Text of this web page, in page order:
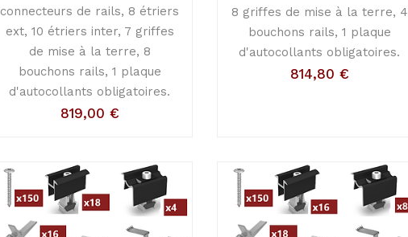
connecteurs de rails, 8 étriers
ext, 10 étriers inter, 7 griffes
de mise à la terre, 8
bouchons rails, 1 plaque
d'autocollants obligatoires.
819,00 €
8 griffes de mise à la terre, 4
bouchons rails, 1 plaque
d'autocollants obligatoires.
814,80 €